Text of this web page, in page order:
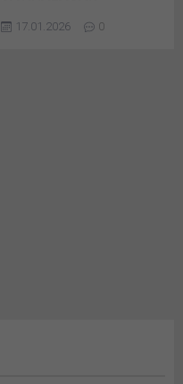
Facebook'ta paylaşmak için
Yardımlaşma ve Dayanışma
17.01.2026 0